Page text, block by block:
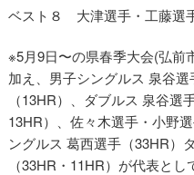
ベスト８ 大津選手・工藤選
※5月9日〜の県春季大会(弘前
加え、男子シングルス 泉谷
（13HR）、ダブルス 泉谷選
13HR）、佐々木選手・小野
ングルス 葛西選手（33HR）
（33HR・11HR）が代表とし